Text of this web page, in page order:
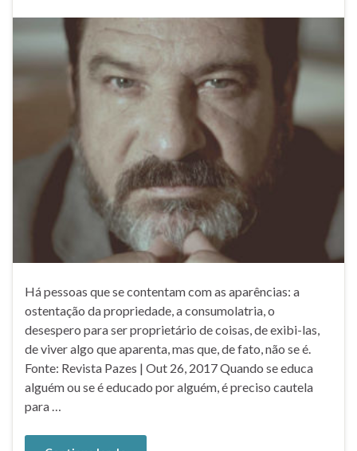
Há pessoas que se contentam com as aparências: a
ostentação da propriedade, a consumolatria, o
desespero para ser proprietário de coisas, de exibi-las,
de viver algo que aparenta, mas que, de fato, não se é.
Fonte: Revista Pazes | Out 26, 2017 Quando se educa
alguém ou se é educado por alguém, é preciso cautela
para …